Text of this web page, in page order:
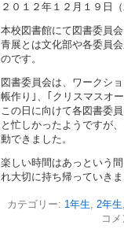
２０１２年１２月１９日（
本校図書館にて図書委員
青展とは文化部や各委員
のです。
図書委員会は、ワークシ
帳作り｣、｢クリスマスオ
この日に向けて各図書委
と忙しかったようですが
動できました。
楽しい時間はあっという
れ大切に持ち帰っていきま
カテゴリー: 1年生, 2年生,
コ